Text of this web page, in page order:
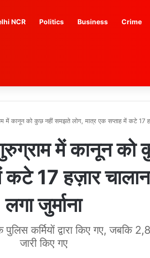
NCR Politics Business Crime
कानून को कुछ नहीं समझते लोग, मात्र एक सप्ताह में कटे 17
में कानून को
17 हज़ार
लगा जुर्माना
कर्मियों द्वारा किए गए, जबकि
जारी किए गए